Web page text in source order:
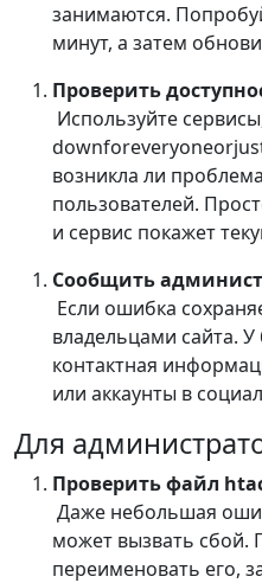
занимаются.
минут, а затем
Проверить
Используйте
возникла ли
пользователей.
и сервис покажет
Сообщить
Если ошибка
владельцами сайта.
контактная
или аккаунты в
Для
Проверить файл
Даже небольшая
может вызвать сбой.
переименовать его,